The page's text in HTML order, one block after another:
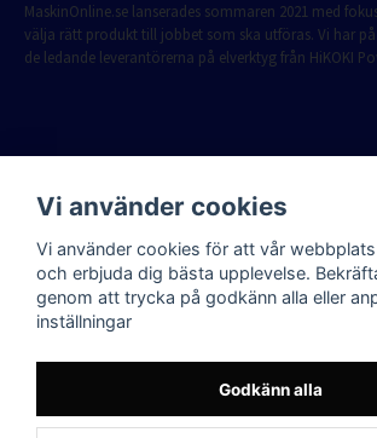
MaskinOnline.se lanserades sommaren 2021 med
välja rätt produkt till jobbet som ska utföras. Vi har
de ledande leverantörerna på elverktyg från HiKOKI
Vi använder cookies
Vi använder cookies för att vår
och erbjuda dig bästa upplevelse.
genom att trycka på godkänn alla eller
inställningar
Godkänn alla